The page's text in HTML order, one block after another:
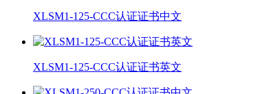
XLSM1-125-CCC认证证书中文
XLSM1-125-CCC认证证书英文